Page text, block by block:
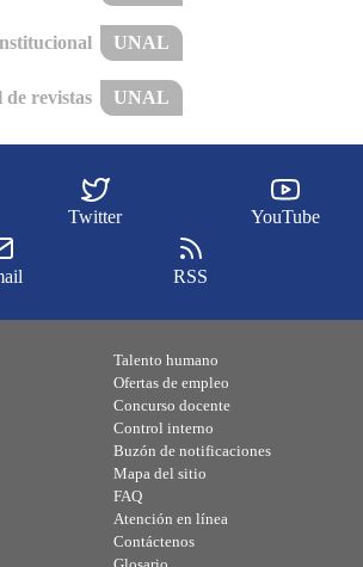
UNAL
de revistas UNAL
Twitter YouTube
RSS
Talento humano
Ofertas de empleo
Concurso docente
Control interno
Buzón de notificaciones
Mapa del sitio
FAQ
Atención en línea
Contáctenos